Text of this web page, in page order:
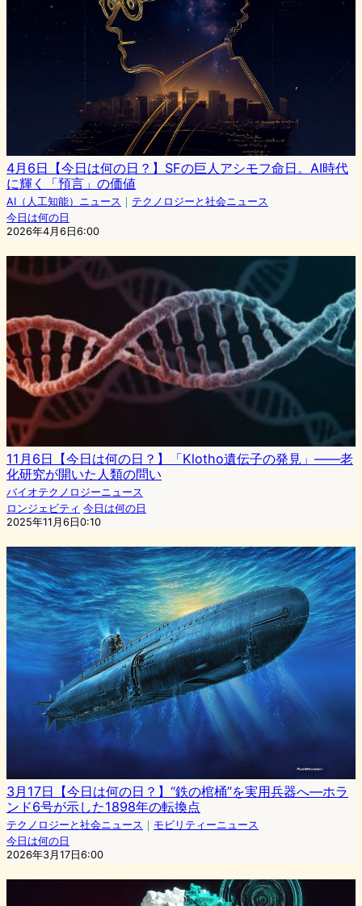
4月6日【今日は何の日？】SFの巨人アシモフ命日。AI時代
に輝く「預言」の価値
AI（人工知能）ニュース ｜ テクノロジーと社会ニュース
今日は何の日
2026年4月6日6:00
11月6日【今日は何の日？】「Klotho遺伝子の発見」——老
化研究が開いた人類の問い
バイオテクノロジーニュース
ロンジェビティ 今日は何の日
2025年11月6日0:10
3月17日【今日は何の日？】“鉄の棺桶”を実用兵器へ―ホラ
ンド6号が示した1898年の転換点
テクノロジーと社会ニュース ｜ モビリティーニュース
今日は何の日
2026年3月17日6:00